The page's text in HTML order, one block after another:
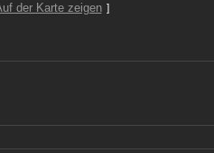
der Karte zeigen ]